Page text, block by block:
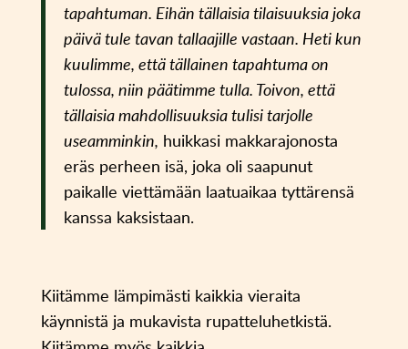
tapahtuman. Eihän tällaisia tilaisuuksia joka
päivä tule tavan tallaajille vastaan. Heti kun
kuulimme, että tällainen tapahtuma on
tulossa, niin päätimme tulla. Toivon, että
tällaisia mahdollisuuksia tulisi tarjolle
useamminkin, huikkasi makkarajonosta
eräs perheen isä, joka oli saapunut
paikalle viettämään laatuaikaa tyttärensä
kanssa kaksistaan.
Kiitämme lämpimästi kaikkia vieraita
käynnistä ja mukavista rupatteluhetkistä.